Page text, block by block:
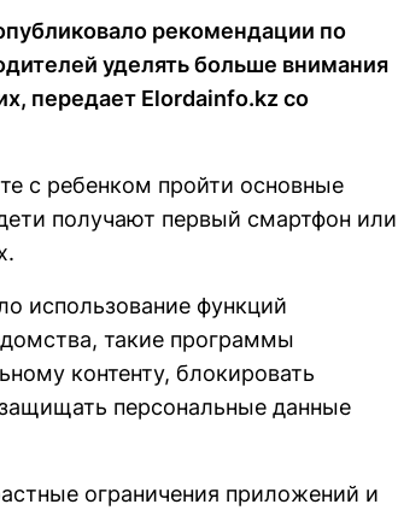
рекомендации по
уделять больше внимания
передает Elordainfo.kz со
с ребенком пройти основные
получают первый смартфон или
использование функций
такие программы
контенту, блокировать
персональные данные
ограничения приложений и